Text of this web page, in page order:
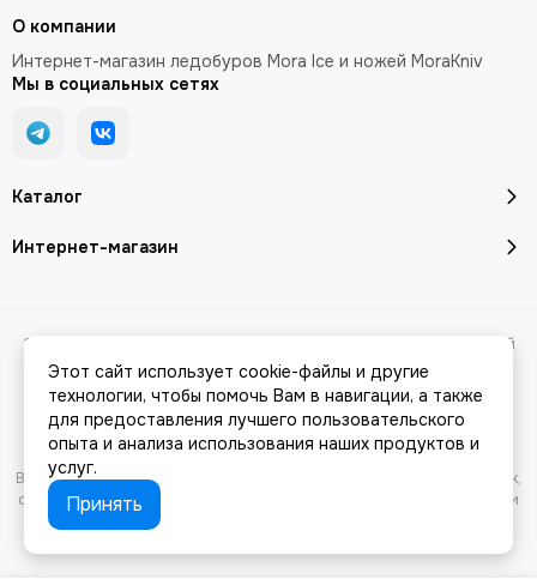
Каталог
Интернет-магазин
О компании
Интернет-магазин ледобуров Mora Ice и ножей MoraKniv
Мы в социальных сетях
2026 © morashop.ru - интернет-магазин ледобуров Mora Ice и ножей
Morakniv.Карта сайта
MOSK.STUDIO для платформы InSales
Вся представленная на сайте информация, касающаяся характеристик,
стоимости товаров и услуг, носит информационный характер и ни при
каких условиях не является публичной офертой, определяемой
Этот сайт использует cookie-файлы и другие
технологии, чтобы помочь Вам в навигации, а также
для предоставления лучшего пользовательского
опыта и анализа использования наших продуктов и
услуг.
Принять